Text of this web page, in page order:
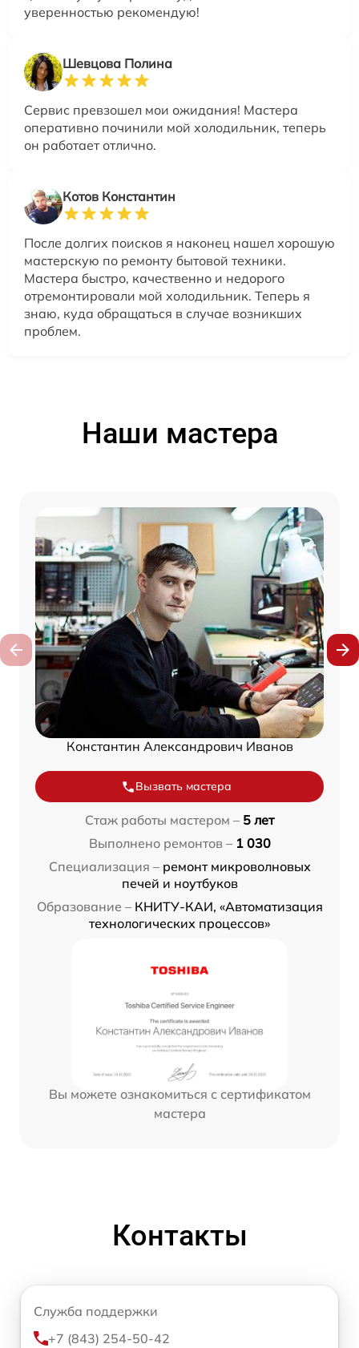
уверенностью рекомендую!
Шевцова Полина
Сервис превзошел мои ожидания! Мастера
оперативно починили мой холодильник, теперь
он работает отлично.
Котов Константин
После долгих поисков я наконец нашел хорошую
мастерскую по ремонту бытовой техники.
Мастера быстро, качественно и недорого
отремонтировали мой холодильник. Теперь я
знаю, куда обращаться в случае возникших
проблем.
Наши мастера
Константин Александрович Иванов
Вызвать мастера
Стаж работы мастером – 5 лет
Выполнено ремонтов – 1 030
Специализация – ремонт микроволновых
печей и ноутбуков
Образование – КНИТУ-КАИ, «Автоматизация
технологических процессов»
Вы можете ознакомиться с сертификатом
мастера
Контакты
Служба поддержки
+7 (843) 254-50-42